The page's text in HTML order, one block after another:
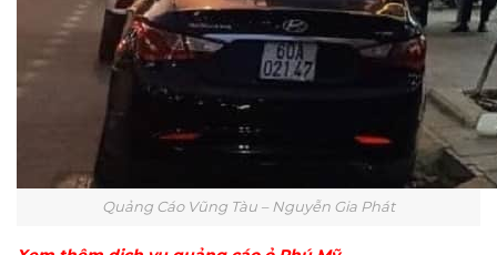
Quảng Cáo Vũng Tàu – Nguyễn Gia Phát